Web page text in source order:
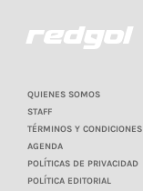
QUIENES SOMOS
STAFF
TÉRMINOS Y CONDICIONES
AGENDA
POLÍTICAS DE PRIVACIDAD
POLÍTICA EDITORIAL